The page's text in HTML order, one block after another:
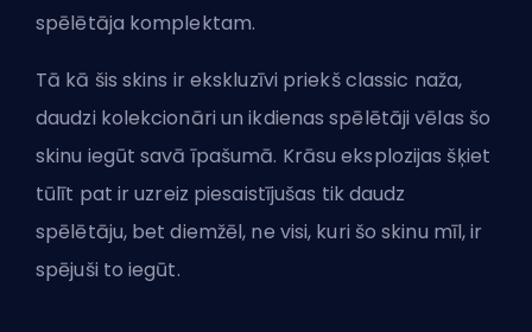
spēlētāja komplektam.
Tā kā šis skins ir ekskluzīvi priekš classic naža,
daudzi kolekcionāri un ikdienas spēlētāji vēlas šo
skinu iegūt savā īpašumā. Krāsu eksplozijas šķiet
tūlīt pat ir uzreiz piesaistījušas tik daudz
spēlētāju, bet diemžēl, ne visi, kuri šo skinu mīl, ir
spējuši to iegūt.